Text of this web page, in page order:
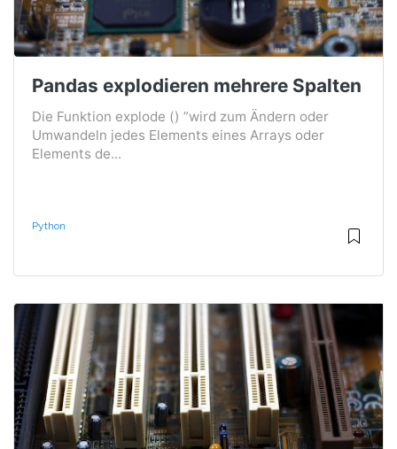
Pandas explodieren mehrere Spalten
Die Funktion explode () ”wird zum Ändern oder
Umwandeln jedes Elements eines Arrays oder
Elements de...
Python